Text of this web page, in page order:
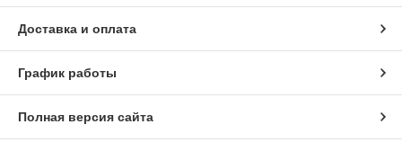
Доставка и оплата
График работы
Полная версия сайта